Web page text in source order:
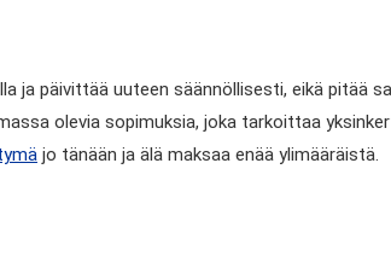
ja päivittää uuteen säännöllisesti, eikä pitää
olevia sopimuksia, joka tarkoittaa
jo tänään ja älä maksaa enää ylimääräistä.